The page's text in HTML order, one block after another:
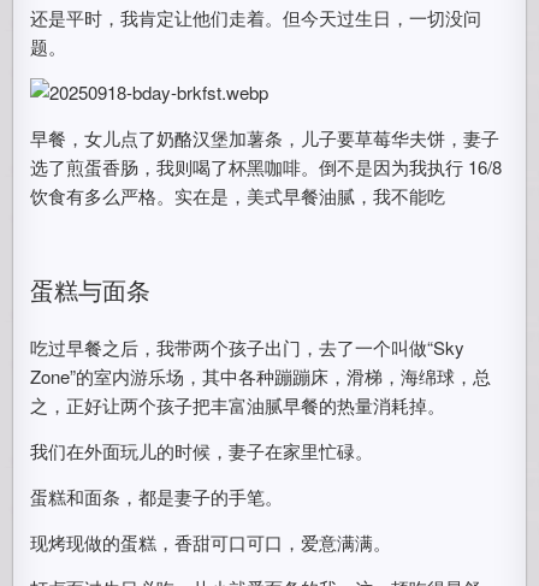
还是平时，我肯定让他们走着。但今天过生日，一切没问
题。
早餐，女儿点了奶酪汉堡加薯条，儿子要草莓华夫饼，妻子
选了煎蛋香肠，我则喝了杯黑咖啡。倒不是因为我执行 16/8
饮食有多么严格。实在是，美式早餐油腻，我不能吃
蛋糕与面条
吃过早餐之后，我带两个孩子出门，去了一个叫做“Sky
Zone”的室内游乐场，其中各种蹦蹦床，滑梯，海绵球，总
之，正好让两个孩子把丰富油腻早餐的热量消耗掉。
我们在外面玩儿的时候，妻子在家里忙碌。
蛋糕和面条，都是妻子的手笔。
现烤现做的蛋糕，香甜可口可口，爱意满满。